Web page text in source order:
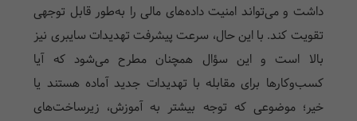
داشت و می‌تواند امنیت داده‌های مالی را به‌طور قابل توجهی
تقویت کند. با این حال، سرعت پیشرفت تهدیدات سایبری نیز
بالا است و این سؤال همچنان مطرح می‌شود که آیا
کسب‌وکارها برای مقابله با تهدیدات جدید آماده هستند یا
خیر؛ موضوعی که توجه بیشتر به آموزش، زیرساخت‌های